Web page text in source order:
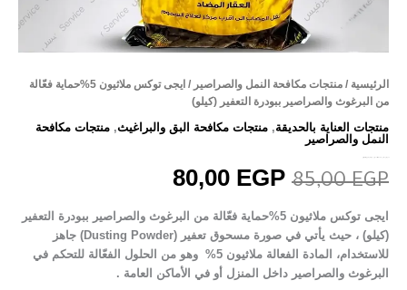
الرئيسية / منتجات مكافحة النمل والصراصير
/ ايجى توكس ملاثيون 5%حماية فعّالة
من البرغوث والصراصير ببودرة التعفير (كيلو)
منتجات العناية بالحديقة, منتجات مكافحة البق والبراغيث, منتجات مكافحة
النمل والصراصير
85,00EGP
80,00 EGP
ايجى توكس ملاثيون 5%حماية فعّالة من البرغوث والصراصير ببودرة التعفير
(كيلو) ، حيث يأتي في صورة مسحوق تعفير (Dusting Powder) جاهز
للاستخدام، المادة الفعالة ملاثيون 5% وهو من الحلول الفعّالة للتحكم في
البرغوث والصراصير داخل المنزل أو في الأماكن العامة .